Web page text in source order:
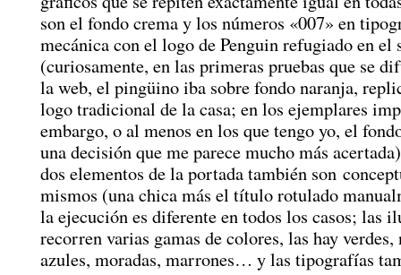
son el fondo crema y los números «007» en
mecánica con el logo de Penguin refugiado en el
(curiosamente, en las primeras pruebas que se
la web, el pingüino iba sobre fondo naranja,
logo tradicional de la casa; en los ejemplares
embargo, o al menos en los que tengo yo, el
una decisión que me parece mucho más
dos elementos de la portada también son
mismos (una chica más el título rotulado
la ejecución es diferente en todos los casos; las
recorren varias gamas de colores, las hay verdes,
azules, moradas, marrones… y las tipografías